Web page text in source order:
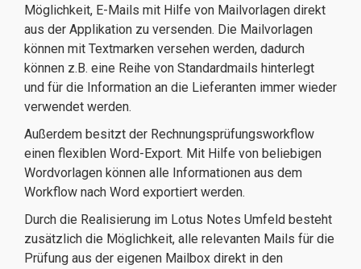
Möglichkeit, E-Mails mit Hilfe von Mailvorlagen direkt
aus der Applikation zu versenden. Die Mailvorlagen
können mit Textmarken versehen werden, dadurch
können z.B. eine Reihe von Standardmails hinterlegt
und für die Information an die Lieferanten immer wieder
verwendet werden.
Außerdem besitzt der Rechnungsprüfungsworkflow
einen flexiblen Word-Export. Mit Hilfe von beliebigen
Wordvorlagen können alle Informationen aus dem
Workflow nach Word exportiert werden.
Durch die Realisierung im Lotus Notes Umfeld besteht
zusätzlich die Möglichkeit, alle relevanten Mails für die
Prüfung aus der eigenen Mailbox direkt in den